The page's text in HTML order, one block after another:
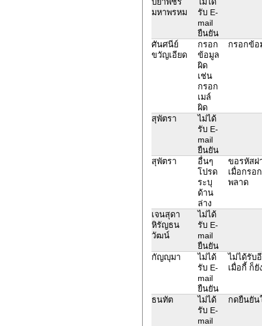
มหาพรหม
รับ E-
mail
ยืนยัน
ศันศนีย์
ขวัญเอียด
กรอก
ข้อมูล
ผิด
เช่น
กรอก
เมล์
ผิด
กรอกข้อ
สุพัตรา
ไม่ได้
รับ E-
mail
ยืนยัน
สุพัตรา
อื่นๆ
โปรด
ระบุ
ด้าน
ล่าง
ขอรหัสผ่
เมื่อกรอ
พลาด
เจนสุดา
หิรัญธน
วัฒน์
ไม่ได้
รับ E-
mail
ยืนยัน
กัญญุมา
ไม่ได้
รับ E-
mail
ยืนยัน
ไม่ได้รับ
เมื่อกี้ ก็ยั
ธนทัต
ไม่ได้
รับ E-
mail
กดยืนยัน